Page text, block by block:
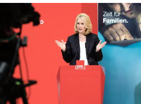
sport
berlin
nord
wahrheit
verlag